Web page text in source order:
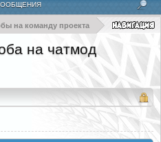
на команду проекта
на чатмод